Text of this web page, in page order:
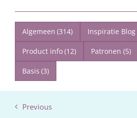
Algemeen (314) Inspiratie Blog
Product info(12) Patronen (5)
Basis (3)
Previous